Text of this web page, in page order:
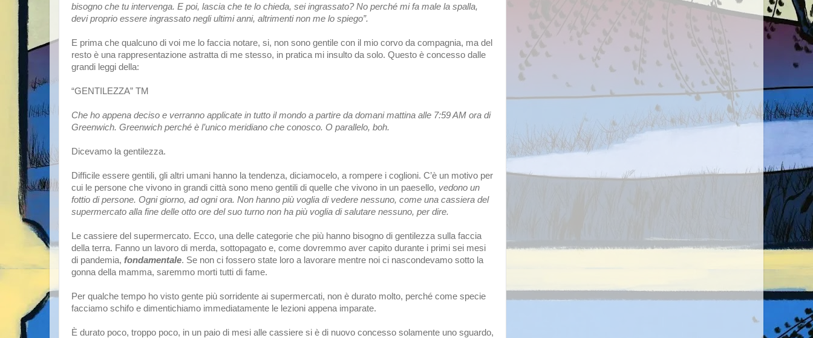
bisogno che tu intervenga. E poi, lascia che te lo chieda, sei ingrassato? No perché mi fa male la spalla,
devi proprio essere ingrassato negli ultimi anni, altrimenti non me lo spiego”.
E prima che qualcuno di voi me lo faccia notare, si, non sono gentile con il mio corvo da compagnia, ma del
resto è una rappresentazione astratta di me stesso, in pratica mi insulto da solo. Questo è concesso dalle
grandi leggi della:
“GENTILEZZA” TM
Che ho appena deciso e verranno applicate in tutto il mondo a partire da domani mattina alle 7:59 AM ora di
Greenwich. Greenwich perché è l’unico meridiano che conosco. O parallelo, boh.
Dicevamo la gentilezza.
Difficile essere gentili, gli altri umani hanno la tendenza, diciamocelo, a rompere i coglioni. C’è un motivo per
cui le persone che vivono in grandi città sono meno gentili di quelle che vivono in un paesello, vedono un
fottio di persone. Ogni giorno, ad ogni ora. Non hanno più voglia di vedere nessuno, come una cassiera del
supermercato alla fine delle otto ore del suo turno non ha più voglia di salutare nessuno, per dire.
Le cassiere del supermercato. Ecco, una delle categorie che più hanno bisogno di gentilezza sulla faccia
della terra. Fanno un lavoro di merda, sottopagato e, come dovremmo aver capito durante i primi sei mesi
di pandemia, fondamentale. Se non ci fossero state loro a lavorare mentre noi ci nascondevamo sotto la
gonna della mamma, saremmo morti tutti di fame.
Per qualche tempo ho visto gente più sorridente ai supermercati, non è durato molto, perché come specie
facciamo schifo e dimentichiamo immediatamente le lezioni appena imparate.
È durato poco, troppo poco, in un paio di mesi alle cassiere si è di nuovo concesso solamente uno sguardo,